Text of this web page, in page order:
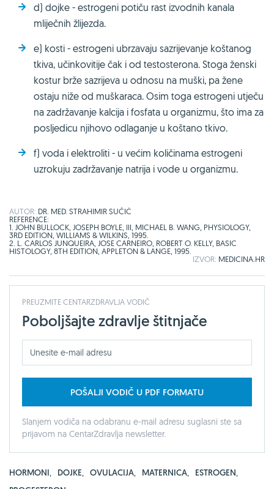
d) dojke - estrogeni potiču rast izvodnih kanala
mliječnih žlijezda.
e) kosti - estrogeni ubrzavaju sazrijevanje koštanog
tkiva, učinkovitije čak i od testosterona. Stoga ženski
kostur brže sazrijeva u odnosu na muški, pa žene
ostaju niže od muškaraca. Osim toga estrogeni utječu
na zadržavanje kalcija i fosfata u organizmu, što ima za
posljedicu njihovo odlaganje u koštano tkivo.
f) voda i elektroliti - u većim količinama estrogeni
uzrokuju zadržavanje natrija i vode u organizmu.
AUTOR: DR. MED. STRAHIMIR SUČIĆ
REFERENCE:
1. JOHN BULLOCK, JOSEPH BOYLE, III, MICHAEL B. WANG, PHYSIOLOGY,
3RD EDITION, WILLIAMS & WILKINS, 1995.
2. L. CARLOS JUNQUEIRA, JOSE CARNEIRO, ROBERT O. KELLY, BASIC
HISTOLOGY, 8TH EDITION, APPLETON & LANGE, 1995.
IZVOR: MEDICINA.HR
PREUZMITE CENTARZDRAVLJA VODIČ
Poboljšajte zdravlje štitnjače
POŠALJI VODIČ U PDF FORMATU
Slanjem vodiča na odabranu e-mail adresu suglasni ste sa
prijavom na CentarZdravlja newsletter.
HORMONI, DOJKE, OVULACIJA, MATERNICA, ESTROGEN,